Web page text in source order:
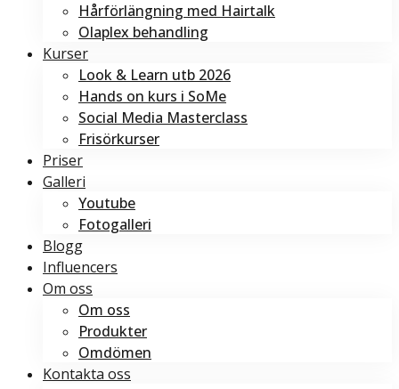
Hårförlängning med Hairtalk
Olaplex behandling
Kurser
Look & Learn utb 2026
Hands on kurs i SoMe
Social Media Masterclass
Frisörkurser
Priser
Galleri
Youtube
Fotogalleri
Blogg
Influencers
Om oss
Om oss
Produkter
Omdömen
Kontakta oss